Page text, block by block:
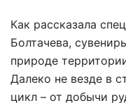
Как рассказала
Болтачева,
природе
Далеко не везде в
цикл – от добычи